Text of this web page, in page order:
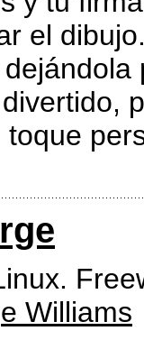
el
toque
Williams